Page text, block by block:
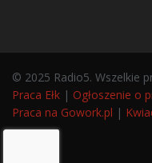
© 2025 Radio5. Wszelkie
Praca Ełk | Ogłoszenie o
Praca na Gowork.pl |